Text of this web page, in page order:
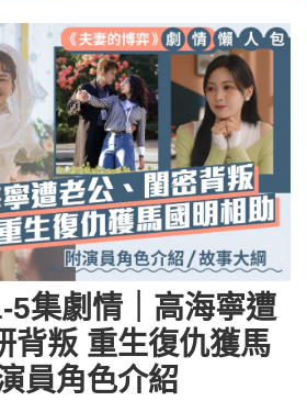
5集劇情｜高海寧遭
背叛 重生復仇獲馬
員角色介紹